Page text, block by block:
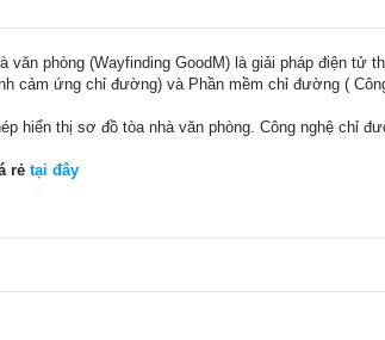
văn phòng (Wayfinding GoodM) là giải pháp điện
cảm ứng chỉ đường) và Phần mềm chỉ đường (
hiển thị sơ đồ tòa nhà văn phòng. Công nghệ chỉ
rẻ tại đây